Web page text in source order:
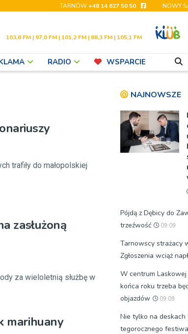
TARNÓW+48 14 627 50 50 NOWY
103,6 FM | 97,0 FM | 101,2 FM | 88,3 FM | 105,1 FM
RADIO WSPARCIE
trafiły do małopolskiej
zasłużoną
za wieloletnią służbę w
marihuany
NAJNOWSZE
Pójdą z Dębicy do
trzeźwość
09:09
Tarnowscy strażacy
Zgłoszenia wciąż
W centrum
końca roku trzeba
objazdów
09:09
Nie tylko na
tegorocznego